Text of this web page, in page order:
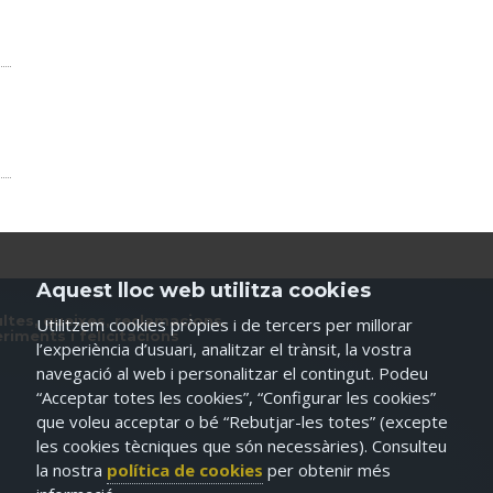
queixes, reclamacions,
i felicitacions
Aquest lloc web utilitza cookies
Utilitzem cookies pròpies i de tercers per millorar
l’experiència d’usuari, analitzar el trànsit, la vostra
navegació al web i personalitzar el contingut. Podeu
“Acceptar totes les cookies”, “Configurar les cookies”
que voleu acceptar o bé “Rebutjar-les totes” (excepte
les cookies tècniques que són necessàries). Consulteu
la nostra política de cookies per obtenir més